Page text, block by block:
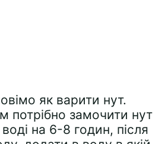
як варити нут.
потрібно замочити нут
на 6-8 годин, після